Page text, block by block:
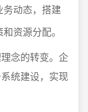
务动态，搭建
资源分配。
念的转变。企
统建设，实现